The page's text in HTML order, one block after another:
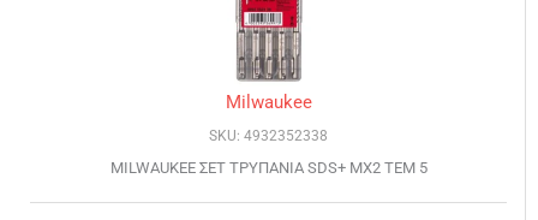
Milwaukee
SKU: 4932352338
MILWAUKEE ΣΕΤ ΤΡΥΠΑΝΙΑ SDS+ MX2 ΤΕΜ 5